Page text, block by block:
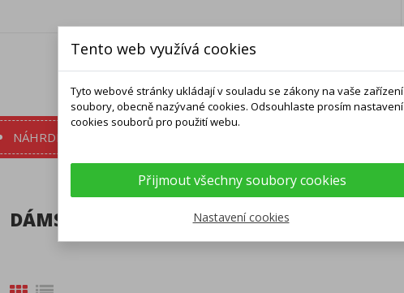
NÁHRDELNÍKY
DÁMSKÉ ŘETÍZKY
Tento web využívá cookies
Tyto webové stránky ukládají v souladu se zákony na vaše zařízení
soubory, obecně nazývané cookies. Odsouhlaste prosím nastavení
cookies souborů pro použití webu.
Přijmout všechny soubory cookies
Nastavení cookies